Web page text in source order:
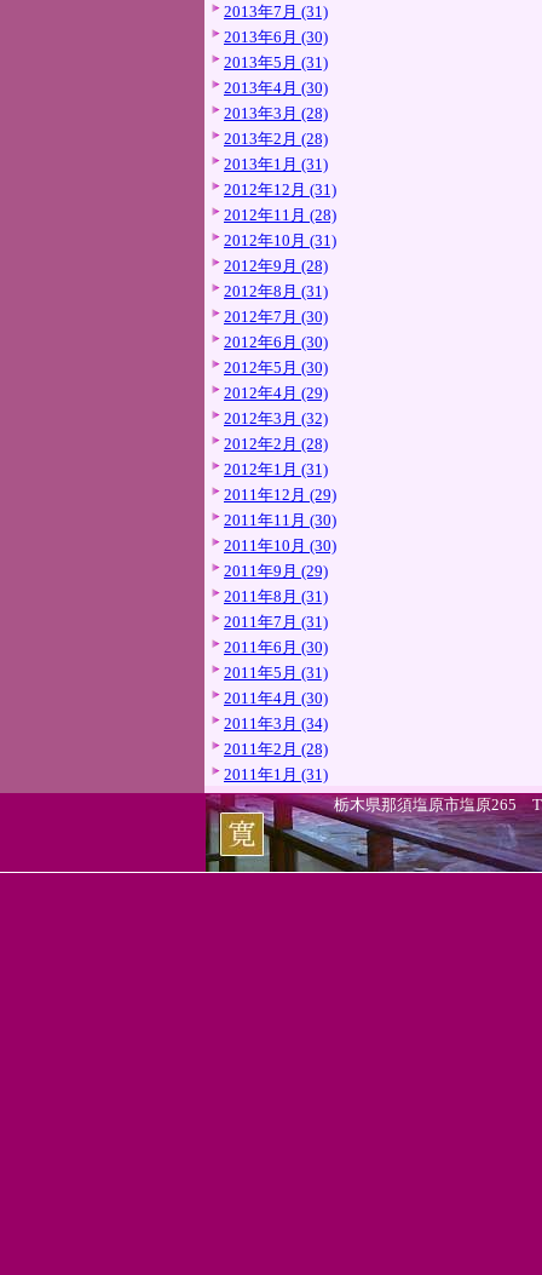
2013年7月 (31)
2013年6月 (30)
2013年5月 (31)
2013年4月 (30)
2013年3月 (28)
2013年2月 (28)
2013年1月 (31)
2012年12月 (31)
2012年11月 (28)
2012年10月 (31)
2012年9月 (28)
2012年8月 (31)
2012年7月 (30)
2012年6月 (30)
2012年5月 (30)
2012年4月 (29)
2012年3月 (32)
2012年2月 (28)
2012年1月 (31)
2011年12月 (29)
2011年11月 (30)
2011年10月 (30)
2011年9月 (29)
2011年8月 (31)
2011年7月 (31)
2011年6月 (30)
2011年5月 (31)
2011年4月 (30)
2011年3月 (34)
2011年2月 (28)
2011年1月 (31)
栃木県那須塩原市塩原265